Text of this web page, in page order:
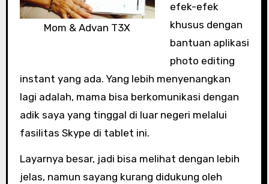
Mom & Advan T3X
efek-efek
khusus dengan
bantuan aplikasi
photo editing
instant yang ada. Yang lebih menyenangkan
lagi adalah, mama bisa berkomunikasi dengan
adik saya yang tinggal di luar negeri melalui
fasilitas Skype di tablet ini.
Layarnya besar, jadi bisa melihat dengan lebih
jelas, namun sayang kurang didukung oleh